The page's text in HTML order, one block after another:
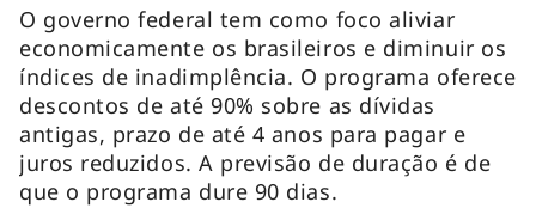
O governo federal tem como foco aliviar
economicamente os brasileiros e diminuir os
índices de inadimplência. O programa oferece
descontos de até 90% sobre as dívidas
antigas, prazo de até 4 anos para pagar e
juros reduzidos. A previsão de duração é de
que o programa dure 90 dias.